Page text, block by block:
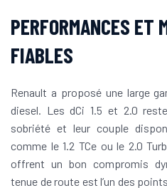
PERFORMANCES ET
FIABLES
Renault a proposé une large
diesel. Les dCi 1.5 et 2.0
sobriété et leur couple
comme le 1.2 TCe ou le 2.0
offrent un bon compromis
tenue de route est l’un des